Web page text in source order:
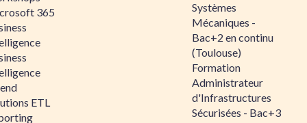
365
ETL
Systèmes
Mécaniques -
Bac+2 en continu
(Toulouse)
Formation
Administrateur
d'Infrastructures
Sécurisées - Bac+3